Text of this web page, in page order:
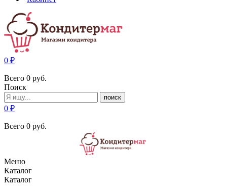
0 ₽
Всего 0 руб.
Поиск
поиск
0 ₽
Всего 0 руб.
Меню
Каталог
Каталог